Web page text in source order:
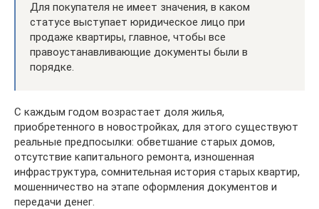
Для покупателя не имеет значения, в каком
статусе выступает юридическое лицо при
продаже квартиры, главное, чтобы все
правоустанавливающие документы были в
порядке.
С каждым годом возрастает доля жилья,
приобретенного в новостройках, для этого существуют
реальные предпосылки: обветшание старых домов,
отсутствие капитального ремонта, изношенная
инфраструктура, сомнительная история старых квартир,
мошенничество на этапе оформления документов и
передачи денег.